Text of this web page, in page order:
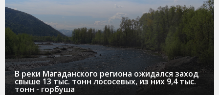
В реки Магаданского региона ожидался заход
свыше 13 тыс. тонн лососевых, из них 9,4 тыс.
тонн - горбуша